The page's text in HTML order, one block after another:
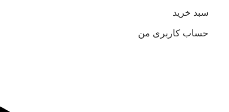
سبد خرید
حساب کاربری من